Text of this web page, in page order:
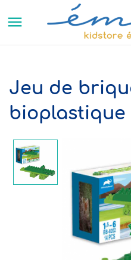

Jeu de
bioplastique